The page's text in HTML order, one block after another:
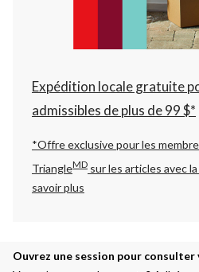
Expédition locale gratuite
admissibles de plus de 99 $*
*Offre exclusive pour les
TriangleMD sur les articles avec
savoir plus
Ouvrez une session pour